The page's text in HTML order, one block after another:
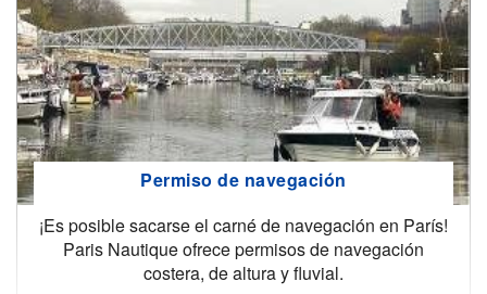
Permiso de navegación
¡Es posible sacarse el carné de navegación en París!
Paris Nautique ofrece permisos de navegación
costera, de altura y fluvial.